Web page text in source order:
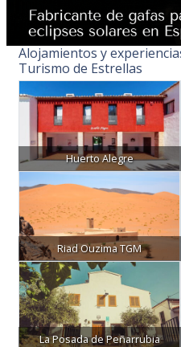
Alojamientos y
Turismo de Estrellas
Huerto Alegre
Riad Ouzima TGM
La Posada de Peñarrubia